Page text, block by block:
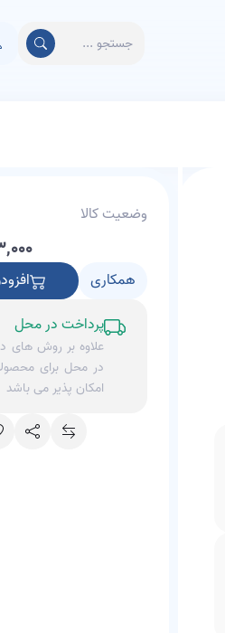
وضعیت کالا
همکاری
پرداخت در محل
علاوه بر روش های
در محل برای
امکان پذیر می باشد